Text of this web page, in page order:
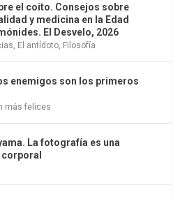
el coito. Consejos sobre
y medicina en la Edad
El Desvelo, 2026
, El antídoto, Filosofía
enemigos son los primeros
más felices
La fotografía es una